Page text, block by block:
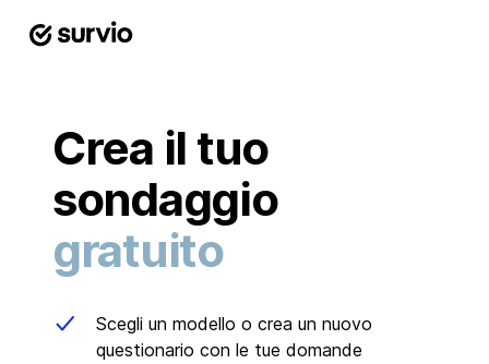
Crea il tuo
sondaggio
gratuito
Scegli un modello o crea un nuovo
questionario con le tue domande